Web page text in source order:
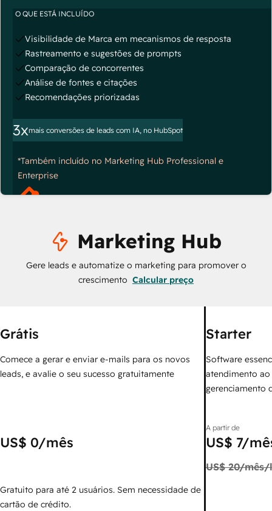
O QUE ESTÁ INCLUÍDO
Visibilidade de Marca em mecanismos de resposta
Rastreamento e sugestões de prompts
Comparação de concorrentes
Análise de fontes e citações
Recomendações priorizadas
3xmais conversões de leads com IA, no HubSpot
*Também incluído no Marketing Hub Professional e
Enterprise
Marketing Hub
Gere leads e automatize o marketing para promover o
crescimento Calcular preço
Grátis
Comece a gerar e enviar e-mails para os novos
leads, e avalie o seu sucesso gratuitamente
US$ 0/mês
Gratuito para até 2 usuários. Sem necessidade de
cartão de crédito.
Starter
Software
atendimento
gerenciamento
A partir de
US$ 7/
US$ 20/mês/